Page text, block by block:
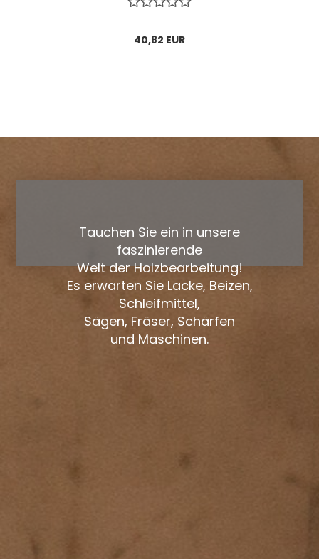
40,82 EUR
Tauchen Sie ein in unsere
faszinierende
Welt der Holzbearbeitung!
Es erwarten Sie Lacke, Beizen,
Schleifmittel,
Sägen, Fräser, Schärfen
und Maschinen.